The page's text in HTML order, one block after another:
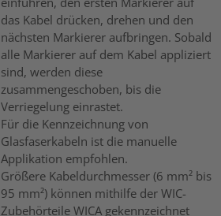
das Kabel drücken, drehen und den
nächsten Markierer aufbringen. Sobald
alle Markierer auf dem Kabel appliziert
sind, werden diese
zusammengeschoben, bis die
Verriegelung einrastet.
Für die Kennzeichnung von
Glasfaserkabeln ist die manuelle
Applikation empfohlen.
Größere Kabeldurchmesser (6 mm² bis
95 mm²) können mithilfe der WIC-
Zubehörteile WICA gekennzeichnet